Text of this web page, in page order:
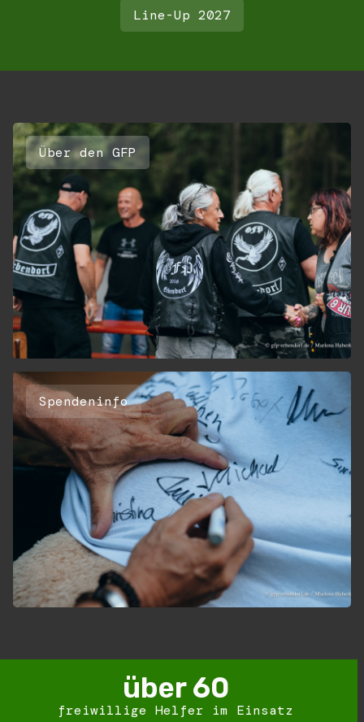
Line-Up 2027
Über den GFP
Spendeninfo
freiwillige Helfer im Einsatz
über 60